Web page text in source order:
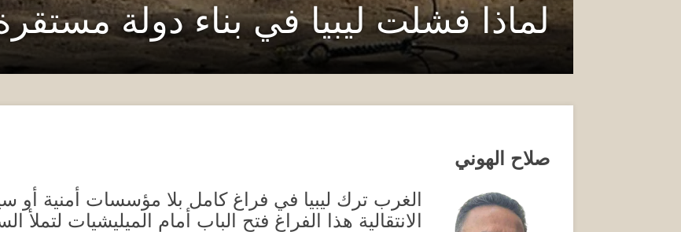
لماذا فشلت ليبيا في بناء دولة
صلاح الهوني
الغرب ترك ليبيا في فراغ كامل بلا مؤسسات أمنية أو
الانتقالية هذا الفراغ فتح الباب أمام الميليشيات لتملأ